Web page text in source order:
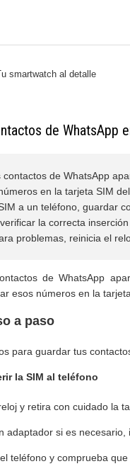
smartwatch al detalle
de WhatsApp
contactos de WhatsApp
en la tarjeta SIM
a un teléfono, guardar
la correcta
problemas, reinicia el
de WhatsApp
esos números en la
a paso
para guardar tus
la SIM al teléfono
y retira con cuidado la
adaptador si es
teléfono y comprueba